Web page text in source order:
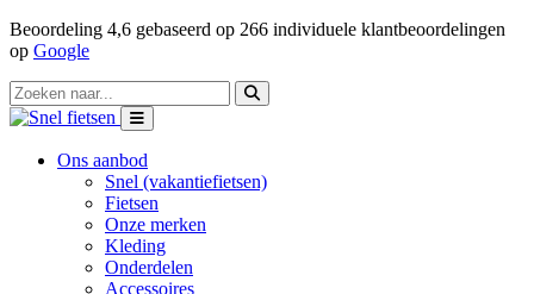
Beoordeling 4,6 gebaseerd op 266 individuele klantbeoordelingen
op Google
Ons aanbod
Snel (vakantiefietsen)
Fietsen
Onze merken
Kleding
Onderdelen
Accessoires